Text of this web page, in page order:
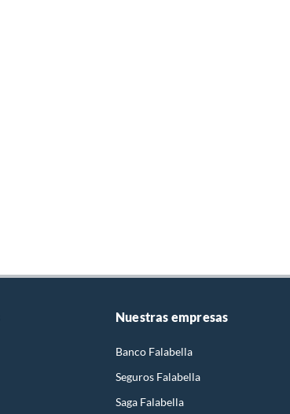
Nuestras empresas
Banco Falabella
Seguros Falabella
Saga Falabella